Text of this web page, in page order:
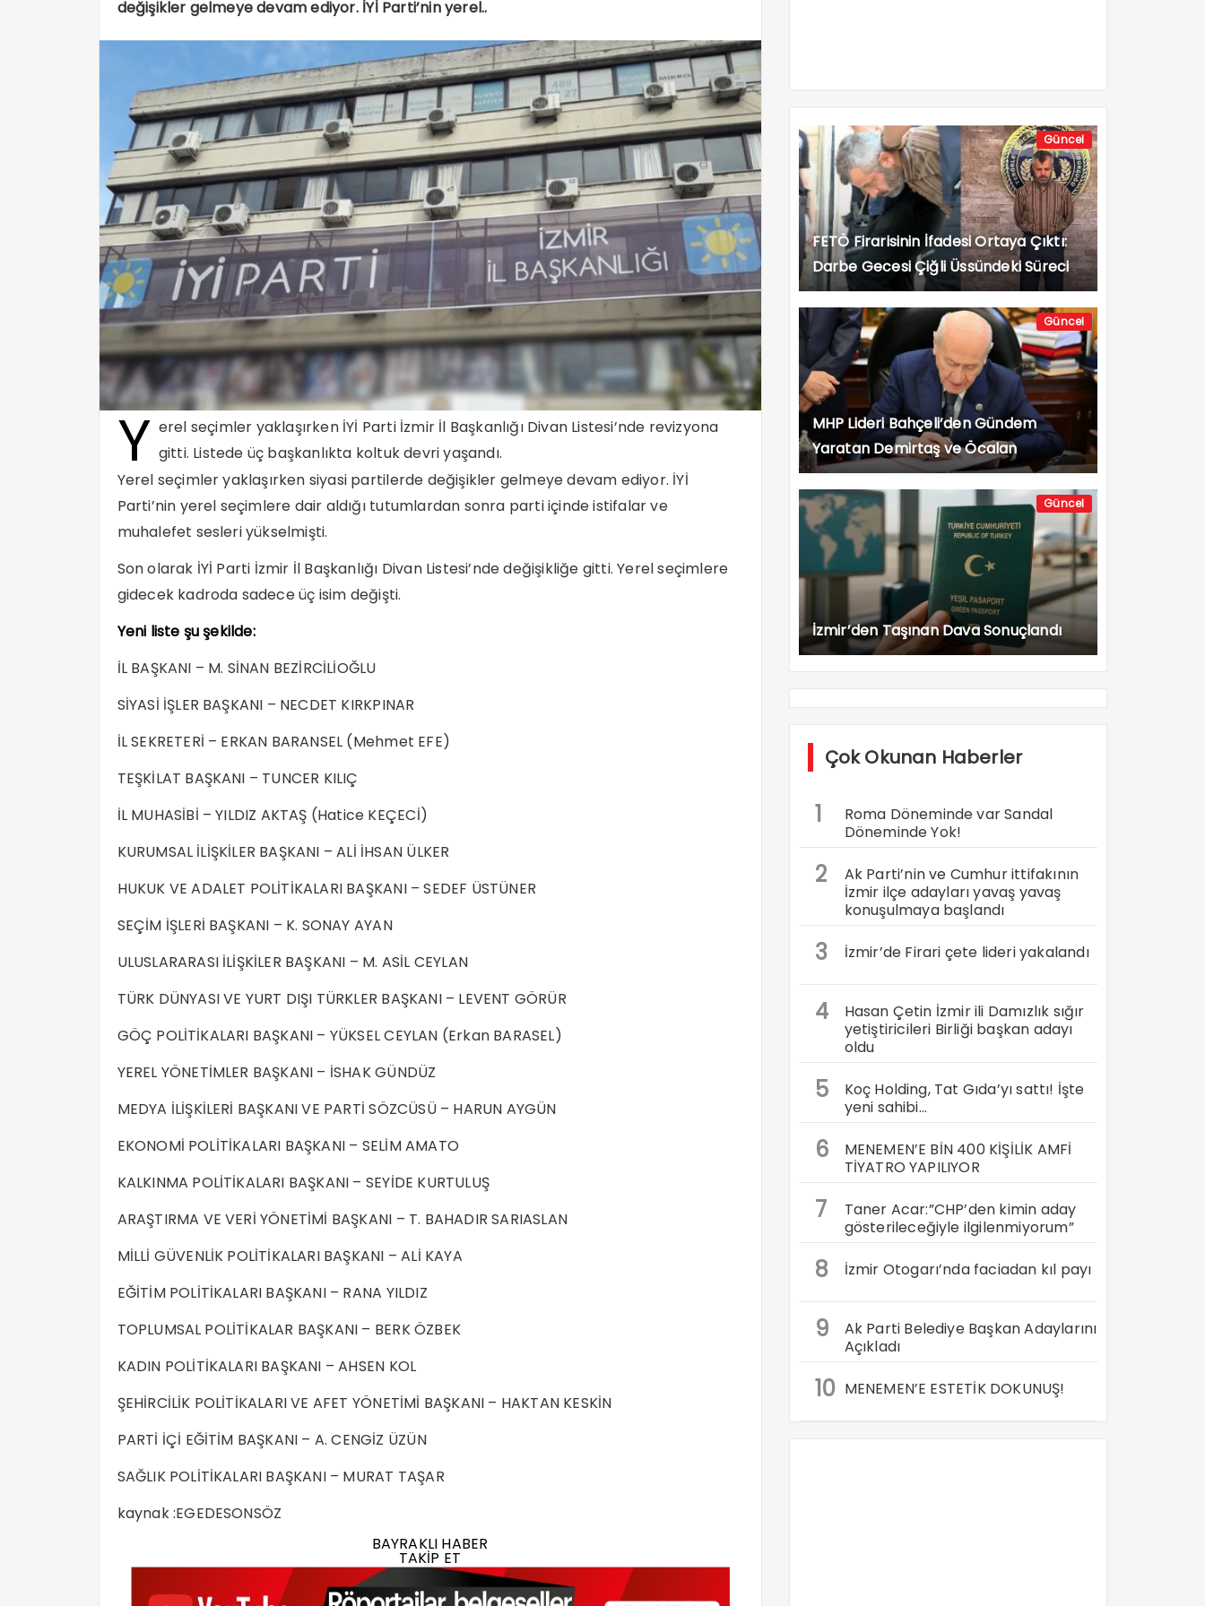
değişikler gelmeye devam ediyor. İYİ Parti’nin yerel..
Y erel seçimler yaklaşırken İYİ Parti İzmir İl Başkanlığı Divan Listesi’nde revizyona
gitti. Listede üç başkanlıkta koltuk devri yaşandı.
Yerel seçimler yaklaşırken siyasi partilerde değişikler gelmeye devam ediyor. İYİ
Parti’nin yerel seçimlere dair aldığı tutumlardan sonra parti içinde istifalar ve
muhalefet sesleri yükselmişti.
Son olarak İYİ Parti İzmir İl Başkanlığı Divan Listesi’nde değişikliğe gitti. Yerel seçimlere
gidecek kadroda sadece üç isim değişti.
Yeni liste şu şekilde:
İL BAŞKANI – M. SİNAN BEZİRCİLİOĞLU
SİYASİ İŞLER BAŞKANI – NECDET KIRKPINAR
İL SEKRETERİ – ERKAN BARANSEL (Mehmet EFE)
TEŞKİLAT BAŞKANI – TUNCER KILIÇ
İL MUHASİBİ – YILDIZ AKTAŞ (Hatice KEÇECİ)
KURUMSAL İLİŞKİLER BAŞKANI – ALİ İHSAN ÜLKER
HUKUK VE ADALET POLİTİKALARI BAŞKANI – SEDEF ÜSTÜNER
SEÇİM İŞLERİ BAŞKANI – K. SONAY AYAN
ULUSLARARASI İLİŞKİLER BAŞKANI – M. ASİL CEYLAN
TÜRK DÜNYASI VE YURT DIŞI TÜRKLER BAŞKANI – LEVENT GÖRÜR
GÖÇ POLİTİKALARI BAŞKANI – YÜKSEL CEYLAN (Erkan BARASEL)
YEREL YÖNETİMLER BAŞKANI – İSHAK GÜNDÜZ
MEDYA İLİŞKİLERİ BAŞKANI VE PARTİ SÖZCÜSÜ – HARUN AYGÜN
EKONOMİ POLİTİKALARI BAŞKANI – SELİM AMATO
KALKINMA POLİTİKALARI BAŞKANI – SEYİDE KURTULUŞ
ARAŞTIRMA VE VERİ YÖNETİMİ BAŞKANI – T. BAHADIR SARIASLAN
MİLLİ GÜVENLİK POLİTİKALARI BAŞKANI – ALİ KAYA
EĞİTİM POLİTİKALARI BAŞKANI – RANA YILDIZ
TOPLUMSAL POLİTİKALAR BAŞKANI – BERK ÖZBEK
KADIN POLİTİKALARI BAŞKANI – AHSEN KOL
ŞEHİRCİLİK POLİTİKALARI VE AFET YÖNETİMİ BAŞKANI – HAKTAN KESKİN
PARTİ İÇİ EĞİTİM BAŞKANI – A. CENGİZ ÜZÜN
SAĞLIK POLİTİKALARI BAŞKANI – MURAT TAŞAR
kaynak :EGEDESONSÖZ
BAYRAKLI HABER
TAKİP ET
Güncel
FETÖ Firarisinin İfadesi Ortaya Çıktı:
Darbe Gecesi Çiğli Üssündeki Süreci
Anlattı
Güncel
MHP Lideri Bahçeli’den Gündem
Yaratan Demirtaş ve Öcalan
Açıklaması
Güncel
İzmir’den Taşınan Dava Sonuçlandı
Çok Okunan Haberler
1
Roma Döneminde var Sandal
Döneminde Yok!
2
Ak Parti’nin ve Cumhur ittifakının
İzmir ilçe adayları yavaş yavaş
konuşulmaya başlandı
3 İzmir’de Firari çete lideri yakalandı
4
Hasan Çetin İzmir ili Damızlık sığır
yetiştiricileri Birliği başkan adayı
oldu
5
Koç Holding, Tat Gıda’yı sattı! İşte
yeni sahibi…
6
MENEMEN’E BİN 400 KİŞİLİK AMFİ
TİYATRO YAPILIYOR
7
Taner Acar:”CHP’den kimin aday
gösterileceğiyle ilgilenmiyorum”
8 İzmir Otogarı’nda faciadan kıl payı
9
Ak Parti Belediye Başkan Adaylarını
Açıkladı
10 MENEMEN’E ESTETİK DOKUNUŞ!